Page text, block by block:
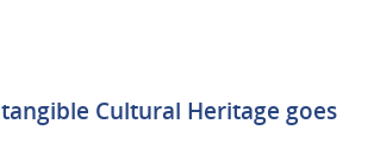
Cultural Heritage goes